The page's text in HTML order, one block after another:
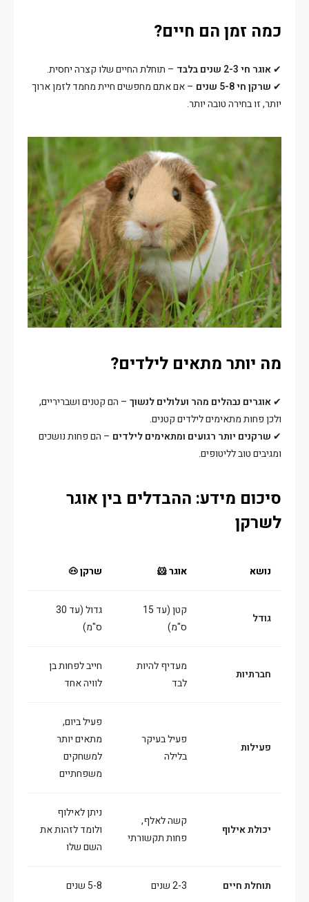
כמה זמן הם חיים?
✔אוגר חי 2-3 שנים בלבד
– תוחלת החיים שלו קצרה יחסית.
✔ שרקן חי 5-8 שנים
– אם אתם מחפשים חיית מחמד לזמן ארוך
יותר, זו בחירה טובה יותר.
מה יותר מתאים לילדים?
✔אוגרים נבהלים מהר ועלולים לנשוך – הם קטנים ושבריריים,
ולכן פחות מתאימים לילדים קטנים.
✔ שרקנים יותר רגועים ומתאימים לילדים – הם פחות נושכים
ומגיבים טוב לליטופים.
סיכום מידע: ההבדלים בין אוגר
לשרקן
נושא אוגר 🐹 שרקן 🐽
גודל
קטן (עד 15
ס"מ)
גדול (עד 30
ס"מ)
חברתיות
מעדיף להיות
לבד
חייב לפחות בן
לוויה אחד
פעילות
פעיל בעיקר
בלילה
פעיל ביום,
מתאים יותר
למשחקים
משפחתיים
יכולת אילוף
קשה לאלף,
פחות תקשורתי
ניתן לאילוף
ולומד לזהות את
השם שלו
תוחלת חיים 2-3 שנים 5-8 שנים